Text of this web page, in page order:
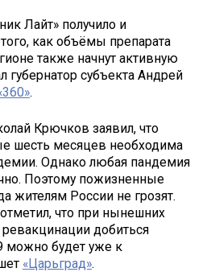
Лайт» получило и
как объёмы препарата
также начнут активную
губернатор субъекта Андрей
.
Крючков заявил, что
шесть месяцев необходима
Однако любая пандемия
Поэтому пожизненные
жителям России не грозят.
что при нынешних
добиться
можно будет уже к
«Царьград».